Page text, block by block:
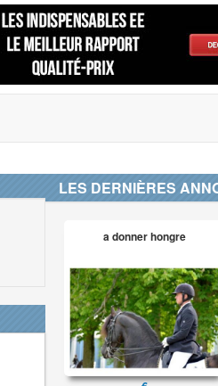
LES DERNIÈRES
a donner hongre